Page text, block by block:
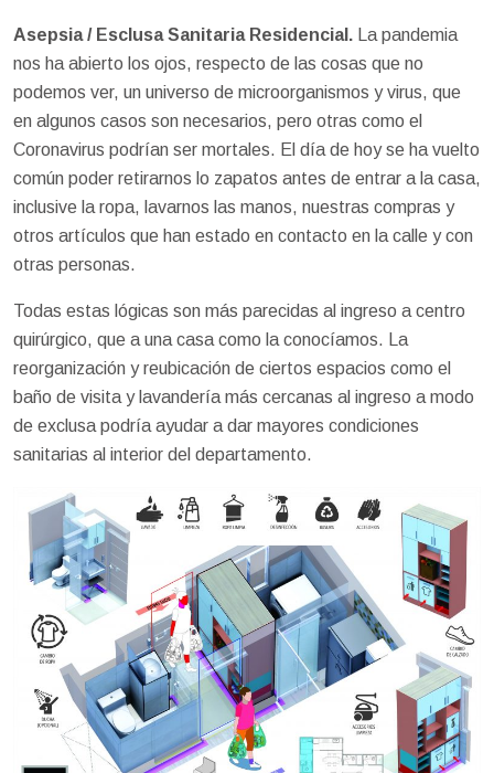
Asepsia / Esclusa Sanitaria Residencial. La pandemia
nos ha abierto los ojos, respecto de las cosas que no
podemos ver, un universo de microorganismos y virus, que
en algunos casos son necesarios, pero otras como el
Coronavirus podrían ser mortales. El día de hoy se ha vuelto
común poder retirarnos lo zapatos antes de entrar a la casa,
inclusive la ropa, lavarnos las manos, nuestras compras y
otros artículos que han estado en contacto en la calle y con
otras personas.
Todas estas lógicas son más parecidas al ingreso a centro
quirúrgico, que a una casa como la conocíamos. La
reorganización y reubicación de ciertos espacios como el
baño de visita y lavandería más cercanas al ingreso a modo
de exclusa podría ayudar a dar mayores condiciones
sanitarias al interior del departamento.